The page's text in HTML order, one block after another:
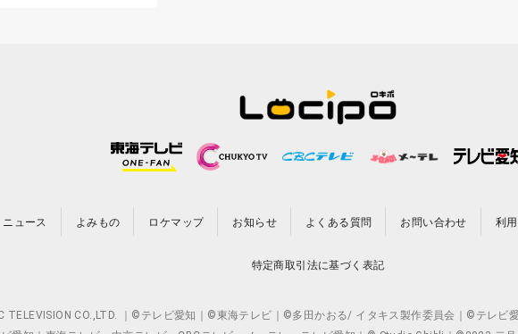
ニュース よみもの ロケマップ お知らせ よくある質問 お問い合わせ 利
特定商取引法に基づく表記
CO.,LTD. ｜©テレビ愛知｜©東海テレビ｜©多田かおる/ イタキス製作委員会｜©テレビ